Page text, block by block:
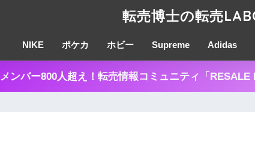
転売博士の転売
NIKE ポケカ ホビー Supreme Adidas
メンバー800人超え！転売情報コミュニティ「